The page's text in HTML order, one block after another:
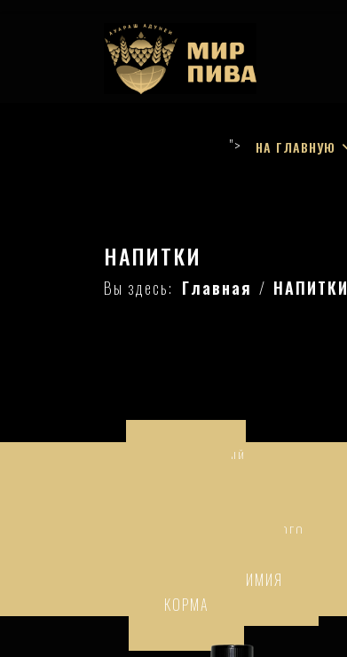
"> НА ГЛАВНУЮ
НАПИТКИ
Вы здесь: Главная НАПИТКИ
ПРЕМИАЛЬНЫЙ
ТОВАРЫ НАРОДНОГО
БЫТОВАЯ ХИМИЯ
КОРМА